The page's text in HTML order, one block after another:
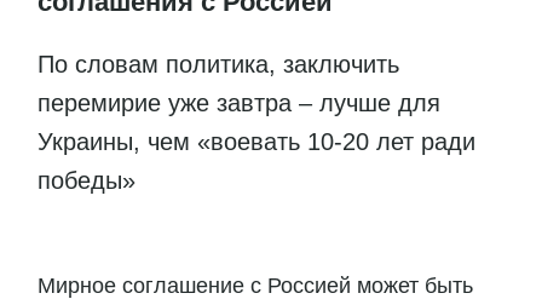
По словам политика, заключить
перемирие уже завтра – лучше для
Украины, чем «воевать 10-20 лет ради
победы»
Мирное соглашение с Россией может быть